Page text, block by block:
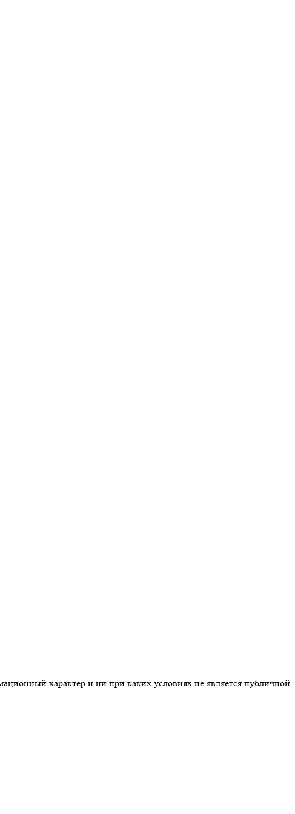
характер и ни при каких условиях не является публичной